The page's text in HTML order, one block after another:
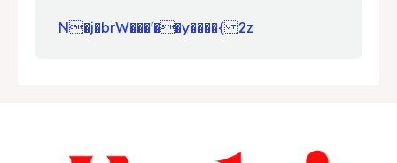
N�j�brW���'��y����{ 2z